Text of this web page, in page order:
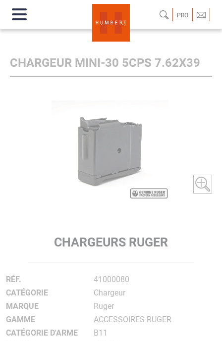
PRO
CHARGEUR MINI-30 5CPS 7.62X39
CHARGEURS RUGER
RÉF.
41000080
CATÉGORIE
Chargeur
MARQUE
Ruger
GAMME
ACCESSOIRES RUGER
CATÉGORIE D'ARME
B11